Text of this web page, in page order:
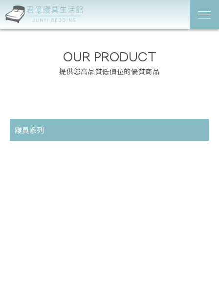
OUR PRODUCT
提供您高品質低價位的優質商品
寢具系列